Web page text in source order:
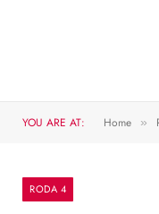
YOU ARE AT: Home »
RODA 4